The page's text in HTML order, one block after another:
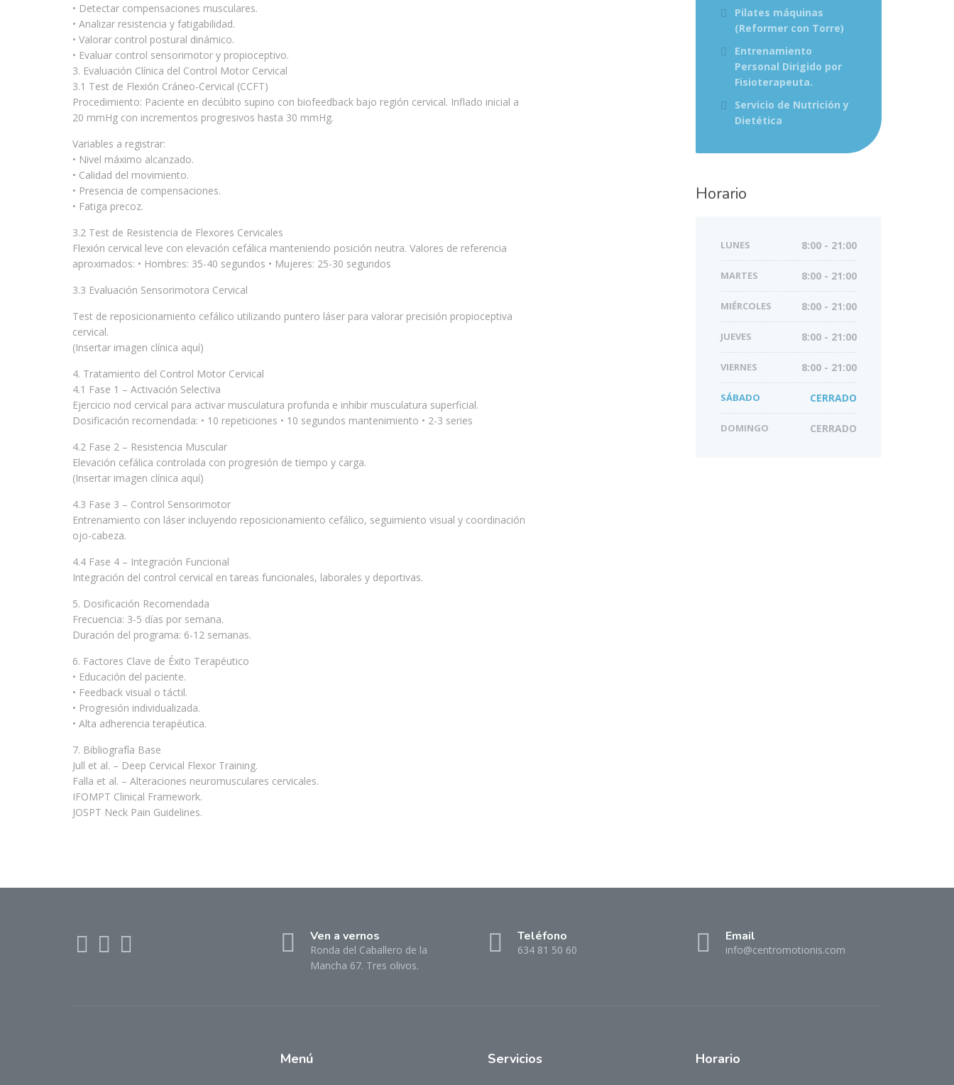
• Detectar compensaciones musculares.
• Analizar resistencia y fatigabilidad.
• Valorar control postural dinámico.
• Evaluar control sensorimotor y propioceptivo.
3. Evaluación Clínica del Control Motor Cervical
3.1 Test de Flexión Cráneo-Cervical (CCFT)
Procedimiento: Paciente en decúbito supino con biofeedback bajo región cervical. Inflado inicial a
20 mmHg con incrementos progresivos hasta 30 mmHg.
Variables a registrar:
• Nivel máximo alcanzado.
• Calidad del movimiento.
• Presencia de compensaciones.
• Fatiga precoz.
3.2 Test de Resistencia de Flexores Cervicales
Flexión cervical leve con elevación cefálica manteniendo posición neutra. Valores de referencia
aproximados: • Hombres: 35-40 segundos • Mujeres: 25-30 segundos
3.3 Evaluación Sensorimotora Cervical
Test de reposicionamiento cefálico utilizando puntero láser para valorar precisión propioceptiva
cervical.
(Insertar imagen clínica aquí)
4. Tratamiento del Control Motor Cervical
4.1 Fase 1 – Activación Selectiva
Ejercicio nod cervical para activar musculatura profunda e inhibir musculatura superficial.
Dosificación recomendada: • 10 repeticiones • 10 segundos mantenimiento • 2-3 series
4.2 Fase 2 – Resistencia Muscular
Elevación cefálica controlada con progresión de tiempo y carga.
(Insertar imagen clínica aquí)
4.3 Fase 3 – Control Sensorimotor
Entrenamiento con láser incluyendo reposicionamiento cefálico, seguimiento visual y coordinación
ojo-cabeza.
4.4 Fase 4 – Integración Funcional
Integración del control cervical en tareas funcionales, laborales y deportivas.
5. Dosificación Recomendada
Frecuencia: 3-5 días por semana.
Duración del programa: 6-12 semanas.
6. Factores Clave de Éxito Terapéutico
• Educación del paciente.
• Feedback visual o táctil.
• Progresión individualizada.
• Alta adherencia terapéutica.
7. Bibliografía Base
Jull et al. – Deep Cervical Flexor Training.
Falla et al. – Alteraciones neuromusculares cervicales.
IFOMPT Clinical Framework.
JOSPT Neck Pain Guidelines.
Pilates máquinas
(Reformer con Torre)
Entrenamiento
Personal Dirigido por
Fisioterapeuta.
Servicio de Nutrición y
Dietética
Horario
LUNES 8:00 - 21:00
MARTES 8:00 - 21:00
MIÉRCOLES 8:00 - 21:00
JUEVES 8:00 - 21:00
VIERNES 8:00 - 21:00
SÁBADO CERRADO
DOMINGO CERRADO
Ven a vernos
Ronda del Caballero de la
Mancha 67. Tres olivos.
Teléfono
634 81 50 60
Email
info@centromotionis.com
Menú Servicios Horario